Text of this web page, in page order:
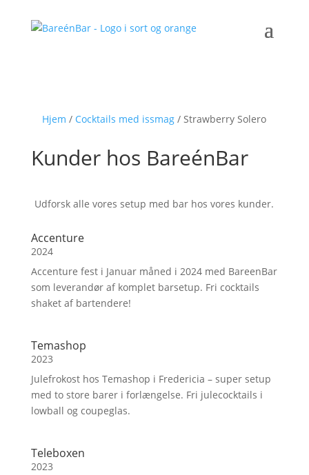
Hjem / Cocktails med issmag / Strawberry Solero
Kunder hos BareénBar
Udforsk alle vores setup med bar hos vores kunder.
Accenture
2024
Accenture fest i Januar måned i 2024 med BareenBar
som leverandør af komplet barsetup. Fri cocktails
shaket af bartendere!
Temashop
2023
Julefrokost hos Temashop i Fredericia – super setup
med to store barer i forlængelse. Fri julecocktails i
lowball og coupeglas.
Teleboxen
2023